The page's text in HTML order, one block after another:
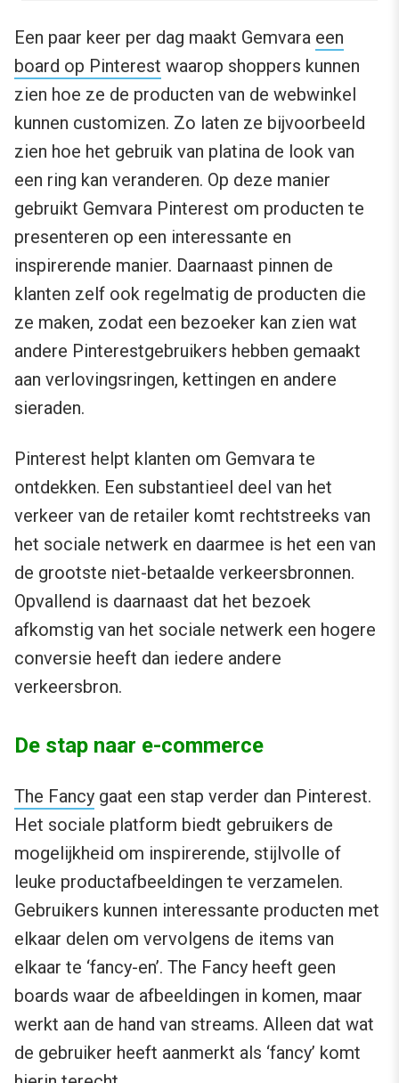
Een paar keer per dag maakt Gemvara een
board op Pinterest waarop shoppers kunnen
zien hoe ze de producten van de webwinkel
kunnen customizen. Zo laten ze bijvoorbeeld
zien hoe het gebruik van platina de look van
een ring kan veranderen. Op deze manier
gebruikt Gemvara Pinterest om producten te
presenteren op een interessante en
inspirerende manier. Daarnaast pinnen de
klanten zelf ook regelmatig de producten die
ze maken, zodat een bezoeker kan zien wat
andere Pinterestgebruikers hebben gemaakt
aan verlovingsringen, kettingen en andere
sieraden.
Pinterest helpt klanten om Gemvara te
ontdekken. Een substantieel deel van het
verkeer van de retailer komt rechtstreeks van
het sociale netwerk en daarmee is het een van
de grootste niet-betaalde verkeersbronnen.
Opvallend is daarnaast dat het bezoek
afkomstig van het sociale netwerk een hogere
conversie heeft dan iedere andere
verkeersbron.
De stap naar e-commerce
The Fancy gaat een stap verder dan Pinterest.
Het sociale platform biedt gebruikers de
mogelijkheid om inspirerende, stijlvolle of
leuke productafbeeldingen te verzamelen.
Gebruikers kunnen interessante producten met
elkaar delen om vervolgens de items van
elkaar te ‘fancy-en’. The Fancy heeft geen
boards waar de afbeeldingen in komen, maar
werkt aan de hand van streams. Alleen dat wat
de gebruiker heeft aanmerkt als ‘fancy’ komt